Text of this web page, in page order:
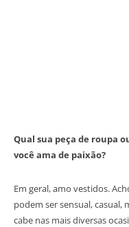
Qual sua peça de roupa
você ama de paixão?
Em geral, amo vestidos.
podem ser sensual, casual,
cabe nas mais diversas